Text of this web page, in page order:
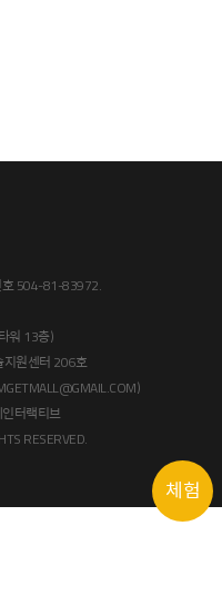
호 504-81-83972.
워 13층)
지원센터 206호
터랙티브
RESERVED.
체험